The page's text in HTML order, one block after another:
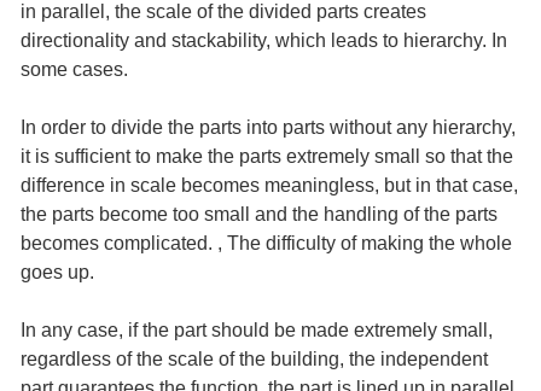
in parallel, the scale of the divided parts creates
directionality and stackability, which leads to hierarchy. In
some cases.
In order to divide the parts into parts without any hierarchy,
it is sufficient to make the parts extremely small so that the
difference in scale becomes meaningless, but in that case,
the parts become too small and the handling of the parts
becomes complicated. , The difficulty of making the whole
goes up.
In any case, if the part should be made extremely small,
regardless of the scale of the building, the independent